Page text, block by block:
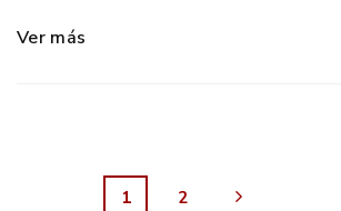
Ver más
1 2